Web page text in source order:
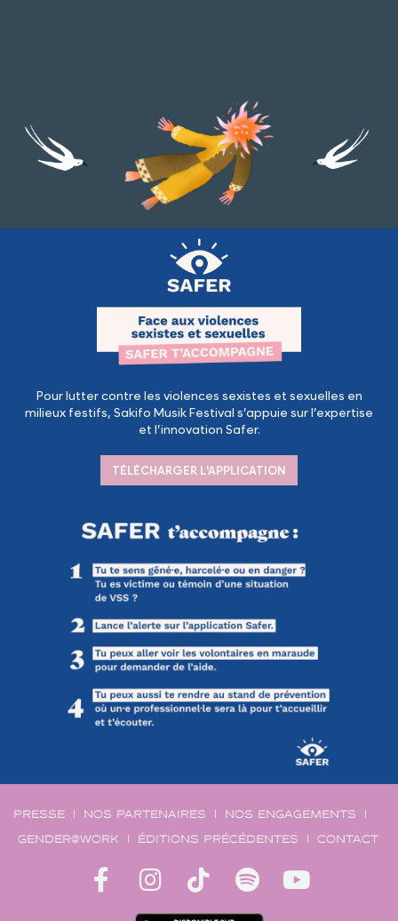
Pour lutter contre les violences sexistes et sexuelles en
milieux festifs, Sakifo Musik Festival s’appuie sur l’expertise
et l’innovation Safer.
TÉLÉCHARGER L'APPLICATION
PRESSE NOS PARTENAIRES
NOS ENGAGEMENTS
GENDER@WORK
ÉDITIONS PRÉCÉDENTES CONTACT